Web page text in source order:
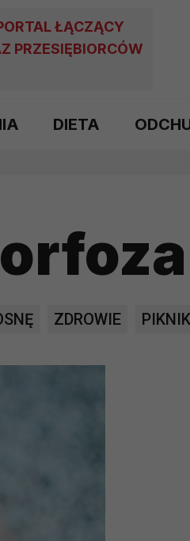
ŁĄCZĄCY
PRZESIĘBIORCÓW
DIETA
ZDROWIE PIKNIK